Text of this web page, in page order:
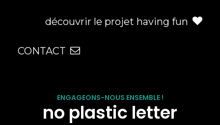
découvrir le projet having fun
CONTACT
ENGAGEONS-NOUS ENSEMBLE !
no plastic letter